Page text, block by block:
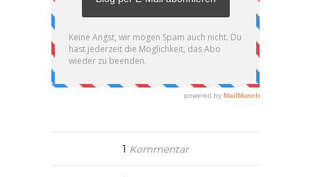
1 Kommentar